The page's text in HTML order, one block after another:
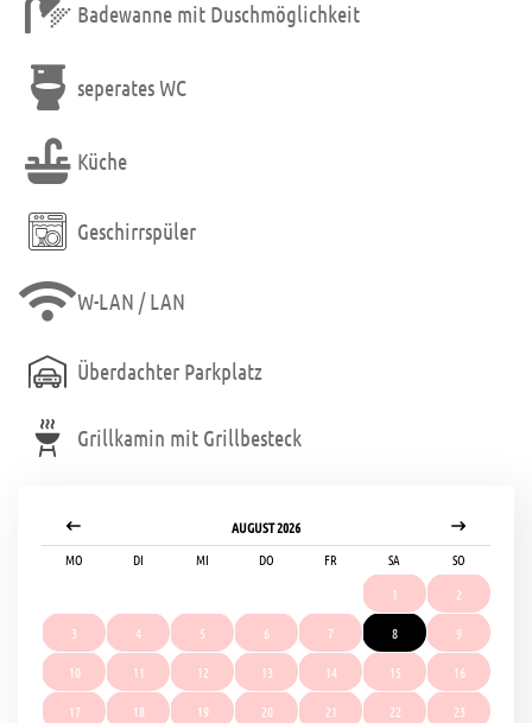
Badewanne mit Duschmöglichkeit
seperates WC
Küche
Geschirrspüler
W-LAN / LAN
Überdachter Parkplatz
Grillkamin mit Grillbesteck
AUGUST 2026
MO
DI MI DO FR SA
SO
1
2
3 4 5 6 7 8 9
10 11 12 13 14 15 16
17 18 19 20 21 22 23